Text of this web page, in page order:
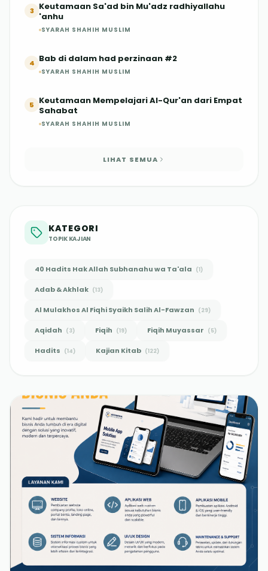
3 Keutamaan Sa'ad bin Mu'adz radhiyallahu
'anhu
SYARAH SHAHIH MUSLIM
4 Bab di dalam had perzinaan #2
SYARAH SHAHIH MUSLIM
5
Keutamaan Mempelajari Al-Qur'an dari Empat
Sahabat
SYARAH SHAHIH MUSLIM
LIHAT SEMUA
KATEGORI
TOPIK KAJIAN
40 Hadits Hak Allah Subhanahu wa Ta'ala (1)
Adab & Akhlak (13)
Al Mulakhos Al Fiqhi Syaikh Salih Al-Fawzan (29)
Aqidah (3) Fiqih (19) Fiqih Muyassar (5)
Hadits (14) Kajian Kitab (122)